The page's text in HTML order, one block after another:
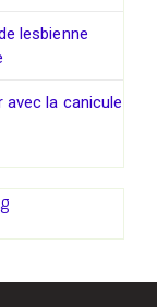
lesbienne
la canicule